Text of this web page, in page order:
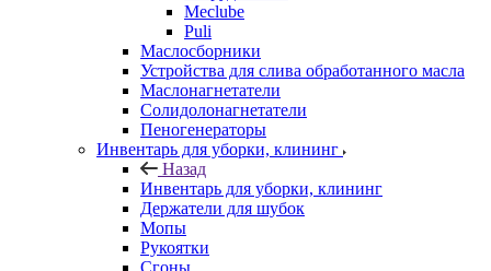
Meclube
Puli
Маслосборники
Устройства для слива обработанного масла
Маслонагнетатели
Солидолонагнетатели
Пеногенераторы
Инвентарь для уборки, клининг
Назад
Инвентарь для уборки, клининг
Держатели для шубок
Мопы
Рукоятки
Сгоны